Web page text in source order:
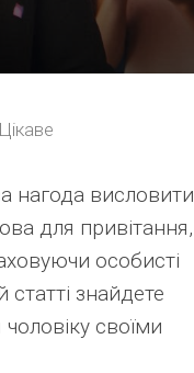
Цікаве
нагода висловити
для привітання,
особисті
статті знайдете
своїми